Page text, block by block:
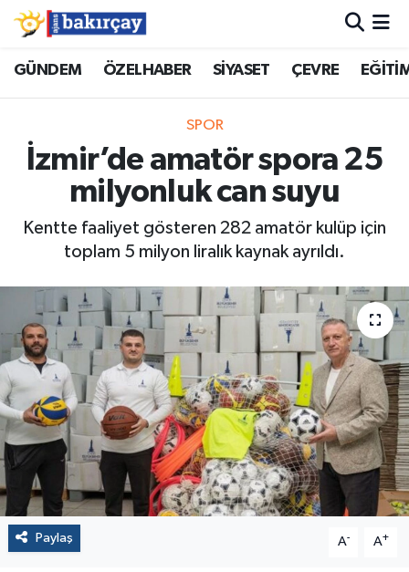
GÜNDEM ÖZELHABER SİYASET ÇEVRE
SPOR
İzmir’de amatör spora 25
milyonluk can suyu
Kentte faaliyet gösteren 282 amatör kulüp için
toplam 5 milyon liralık kaynak ayrıldı.
Paylaş A- A+
İzmir Nöbetçi Eczaneler
İzmir Namaz Vakitleri
İzmir Trafik Yoğunluk Haritası
Süper Lig Puan Durumu ve Fikstür
Tüm Manşetler
Son Dakika Haberleri
Haber Arşivi